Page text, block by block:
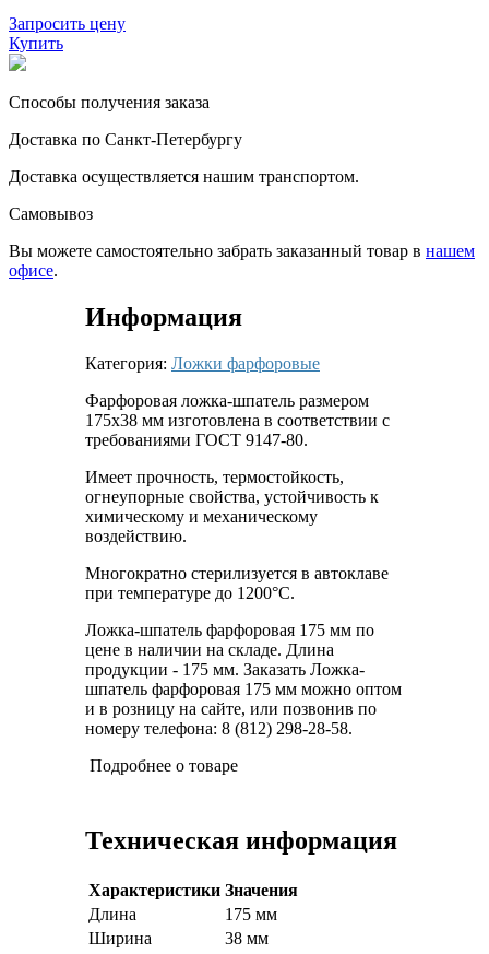
Запросить цену
Купить
Способы получения заказа
Доставка по Санкт-Петербургу
Доставка осуществляется нашим транспортом.
Самовывоз
Вы можете самостоятельно забрать заказанный товар в нашем
офисе.
Информация
Категория: Ложки фарфоровые
Фарфоровая ложка-шпатель размером
175х38 мм изготовлена в соответствии с
требованиями ГОСТ 9147-80.
Имеет прочность, термостойкость,
огнеупорные свойства, устойчивость к
химическому и механическому
воздействию.
Многократно стерилизуется в автоклаве
при температуре до 1200°С.
Ложка-шпатель фарфоровая 175 мм по
цене в наличии на складе. Длина
продукции - 175 мм. Заказать Ложка-
шпатель фарфоровая 175 мм можно оптом
и в розницу на сайте, или позвонив по
номеру телефона: 8 (812) 298-28-58.
Подробнее о товаре
Техническая информация
Характеристики Значения
Длина
175 мм
Ширина
38 мм